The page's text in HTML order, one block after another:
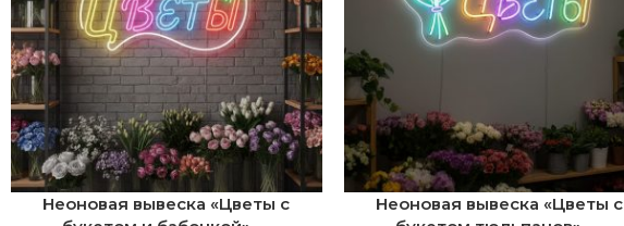
Неоновая вывеска «Цветы с
Неоновая вывеска «Цветы с